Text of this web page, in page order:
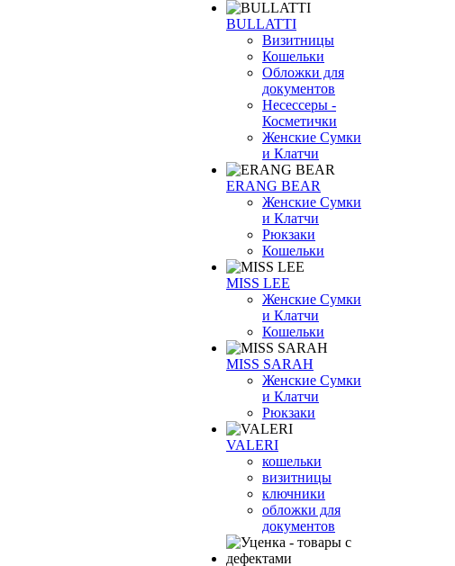
BULLATTI
Визитницы
Кошельки
Обложки для
документов
Несессеры -
Косметички
Женские Сумки
и Клатчи
ERANG BEAR
Женские Сумки
и Клатчи
Рюкзаки
Кошельки
MISS LEE
Женские Сумки
и Клатчи
Кошельки
MISS SARAH
Женские Сумки
и Клатчи
Рюкзаки
VALERI
кошельки
визитницы
ключники
обложки для
документов